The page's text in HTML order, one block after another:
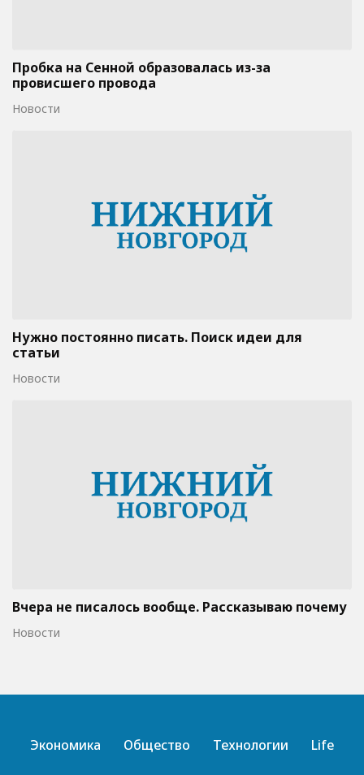
Пробка на Сенной образовалась из-за
провисшего провода
Новости
Нужно постоянно писать. Поиск идеи для
статьи
Новости
Вчера не писалось вообще. Рассказываю почему
Новости
Экономика Общество Технологии
Life